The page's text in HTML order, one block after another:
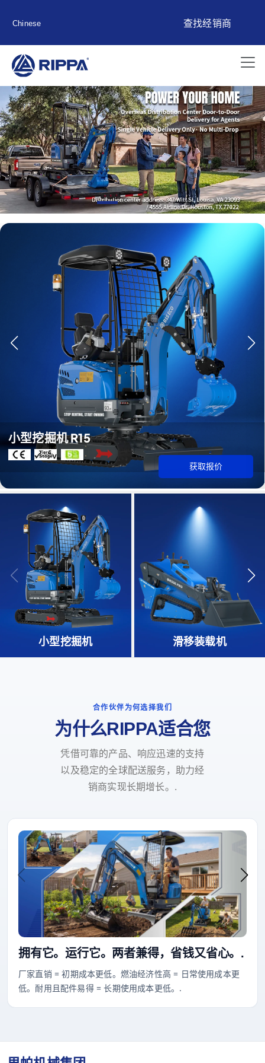
Chinese 查找经销商
小型挖掘机 R15
获取报价
小型挖掘机 滑移装载机
合作伙伴为何选择我们
为什么RIPPA适合您
凭借可靠的产品、响应迅速的支持
以及稳定的全球配送服务，助力经
销商实现长期增长。.
拥有它。运行它。两者兼得，省钱又省心。.
厂家直销 = 初期成本更低。燃油经济性高 = 日常使用成本更
低。耐用且配件易得 = 长期使用成本更低。.